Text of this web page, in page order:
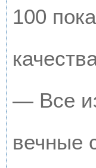
100
— Все
вечные